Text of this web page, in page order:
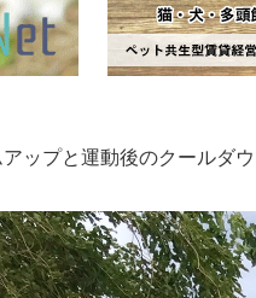
ップと運動後のクールダ